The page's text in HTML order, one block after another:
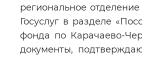
региональное
Госуслуг в разделе
фонда по Карачаево-
документы,